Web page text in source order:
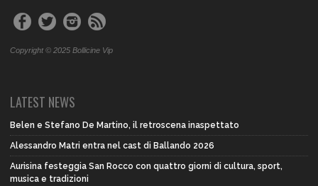
Copyright © 2025 Bollicine Vip
LATEST NEWS
Belen e Stefano De Martino, il retroscena inaspettato
Alessandro Matri entra nel cast di Ballando 2026
Aurisina festeggia San Rocco con quattro giorni di cultura, sport,
musica e tradizioni